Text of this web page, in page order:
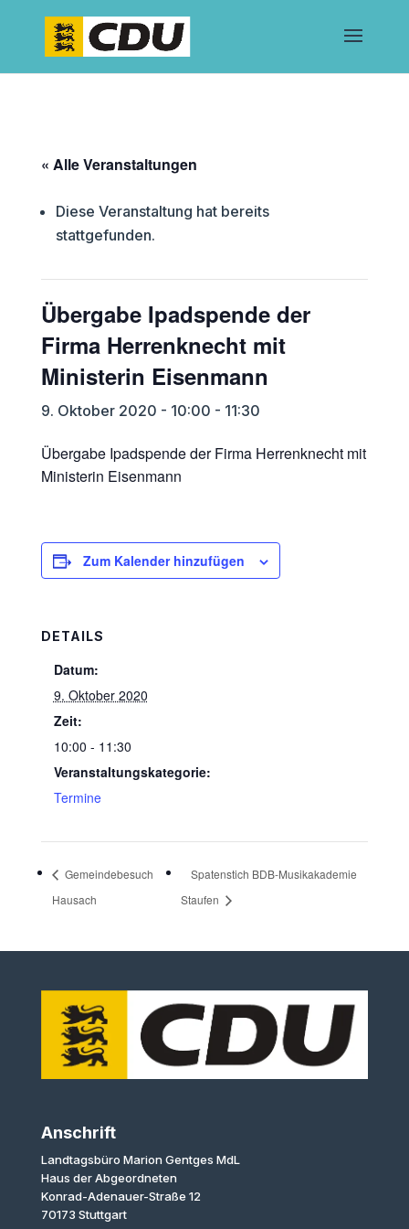
« Alle Veranstaltungen
Diese Veranstaltung hat bereits
stattgefunden.
Übergabe Ipadspende der
Firma Herrenknecht mit
Ministerin Eisenmann
9. Oktober 2020 - 10:00 - 11:30
Übergabe Ipadspende der Firma Herrenknecht mit
Ministerin Eisenmann
Zum Kalender hinzufügen
DETAILS
Datum:
9. Oktober 2020
Zeit:
10:00 - 11:30
Veranstaltungskategorie:
Termine
Gemeindebesuch
Hausach
Spatenstich BDB-Musikakademie
Staufen
Anschrift
Landtagsbüro Marion Gentges MdL
Haus der Abgeordneten
Konrad-Adenauer-Straße 12
70173 Stuttgart